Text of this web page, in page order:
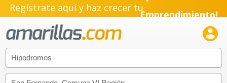
Regístrate aquí y haz crecer tuEmprendimiento!
